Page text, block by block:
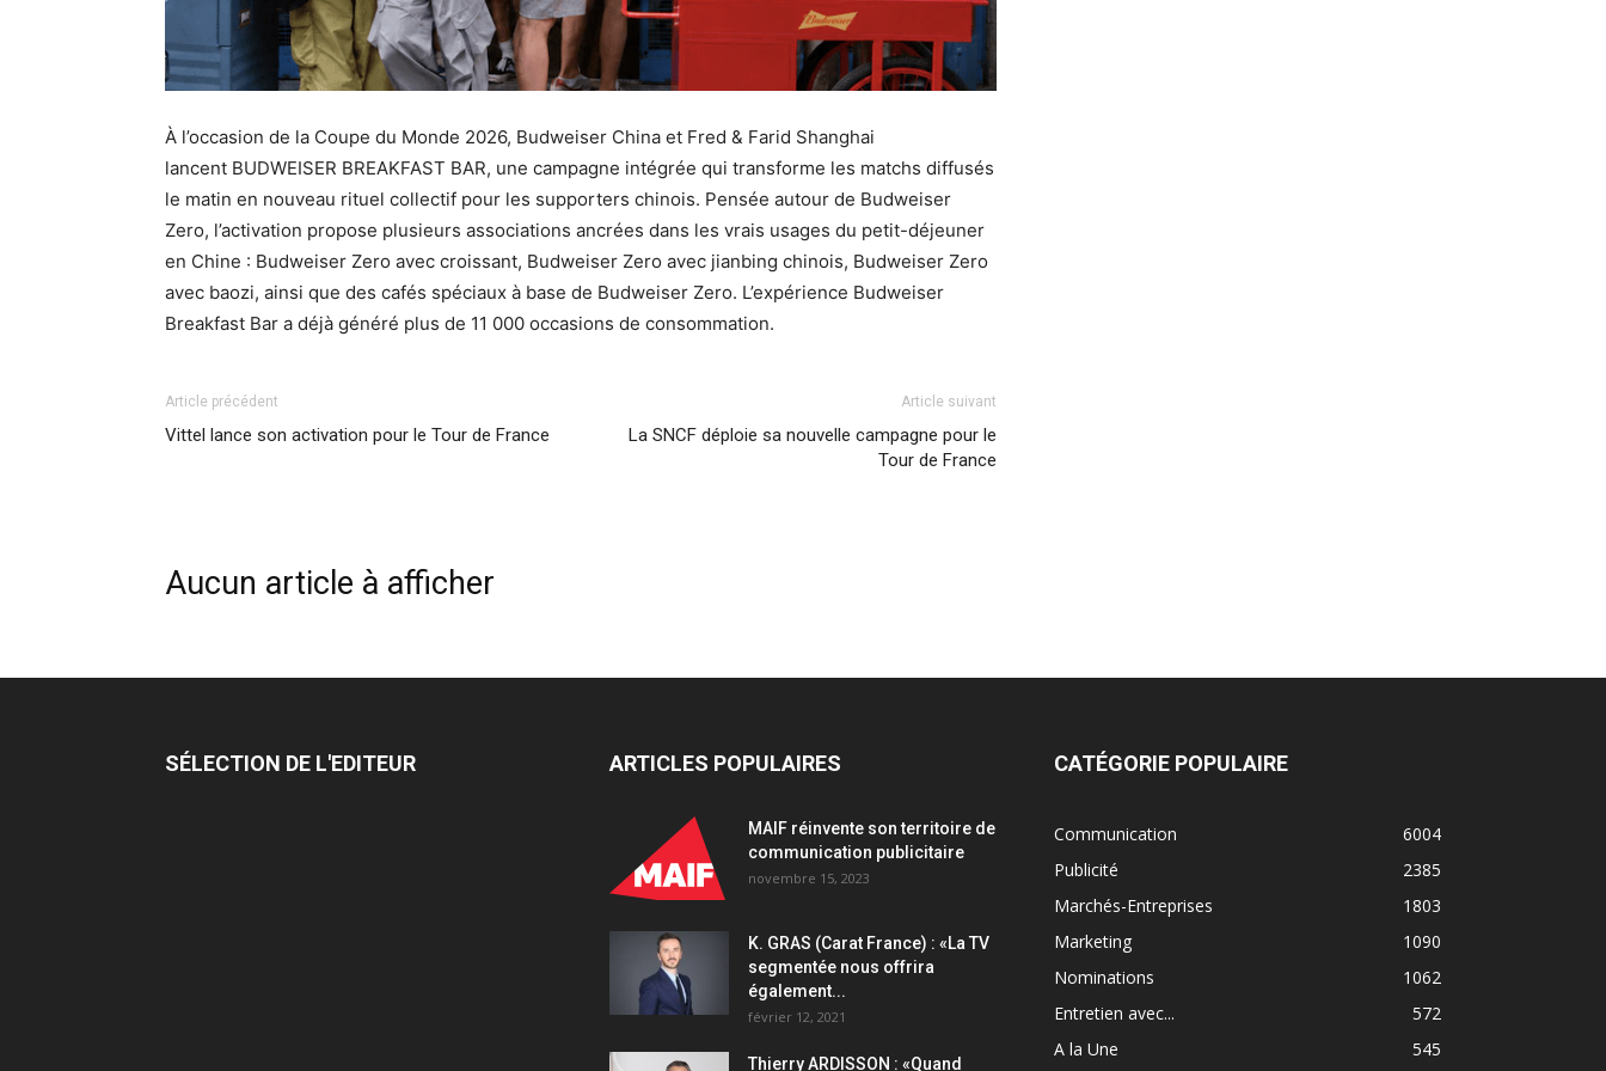
À l’occasion de la Coupe du Monde 2026, Budweiser China et Fred & Farid Shanghai
lancent BUDWEISER BREAKFAST BAR, une campagne intégrée qui transforme les matchs diffusés
le matin en nouveau rituel collectif pour les supporters chinois. Pensée autour de Budweiser
Zero, l’activation propose plusieurs associations ancrées dans les vrais usages du petit-déjeuner
en Chine : Budweiser Zero avec croissant, Budweiser Zero avec jianbing chinois, Budweiser Zero
avec baozi, ainsi que des cafés spéciaux à base de Budweiser Zero. L’expérience Budweiser
Breakfast Bar a déjà généré plus de 11 000 occasions de consommation.
Article précédent
Vittel lance son activation pour le Tour de France
Article suivant
La SNCF déploie sa nouvelle campagne pour le
Tour de France
Aucun article à afficher
SÉLECTION DE L'EDITEUR ARTICLES POPULAIRES
MAIF réinvente son territoire de
communication publicitaire
novembre 15, 2023
K. GRAS (Carat France) : «La TV
segmentée nous offrira
également...
février 12, 2021
Thierry ARDISSON : «Quand
CATÉGORIE POPULAIRE
Communication
6004
Publicité
2385
Marchés-Entreprises
1803
Marketing
1090
Nominations
1062
Entretien avec...
572
A la Une
545